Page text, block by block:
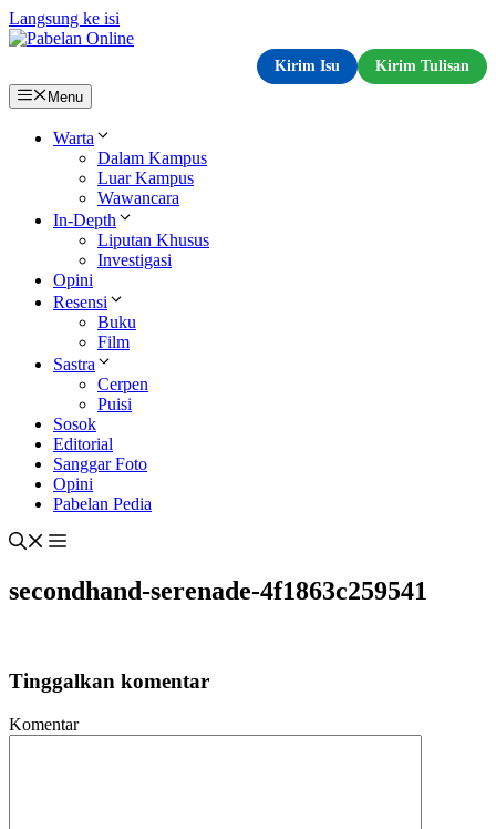
Langsung ke isi
Kirim Isu
Kirim Tulisan
Menu
Warta
Dalam Kampus
Luar Kampus
Wawancara
In-Depth
Liputan Khusus
Investigasi
Opini
Resensi
Buku
Film
Sastra
Cerpen
Puisi
Sosok
Editorial
Sanggar Foto
Opini
Pabelan Pedia
secondhand-serenade-4f1863c259541
Tinggalkan komentar
Komentar